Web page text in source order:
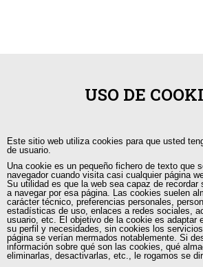
+593 98 541 2458
Guayaquil, Urdesa Central
USO DE
Este sitio web utiliza cookies para que usted
de usuario.
Una cookie es un pequeño fichero de texto que
navegador cuando visita casi cualquier página
Su utilidad es que la web sea capaz de
a navegar por esa página. Las cookies suelen
carácter técnico, preferencias personales,
estadísticas de uso, enlaces a redes sociales,
usuario, etc. El objetivo de la cookie es adaptar
su perfil y necesidades, sin cookies los
página se verían mermados notablemente. Si
información sobre qué son las cookies, qué
eliminarlas, desactivarlas, etc., le rogamos se